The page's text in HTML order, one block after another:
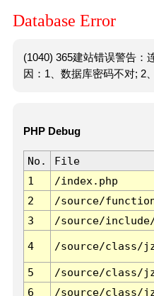
Database Error
(1040) 365建站错误警告：
因：1、数据库密码不对; 2
PHP Debug
No. File
1
/index.php
2
/source/
3
/source/
4 /source/class/
5 /source/class/
6
/source/class/